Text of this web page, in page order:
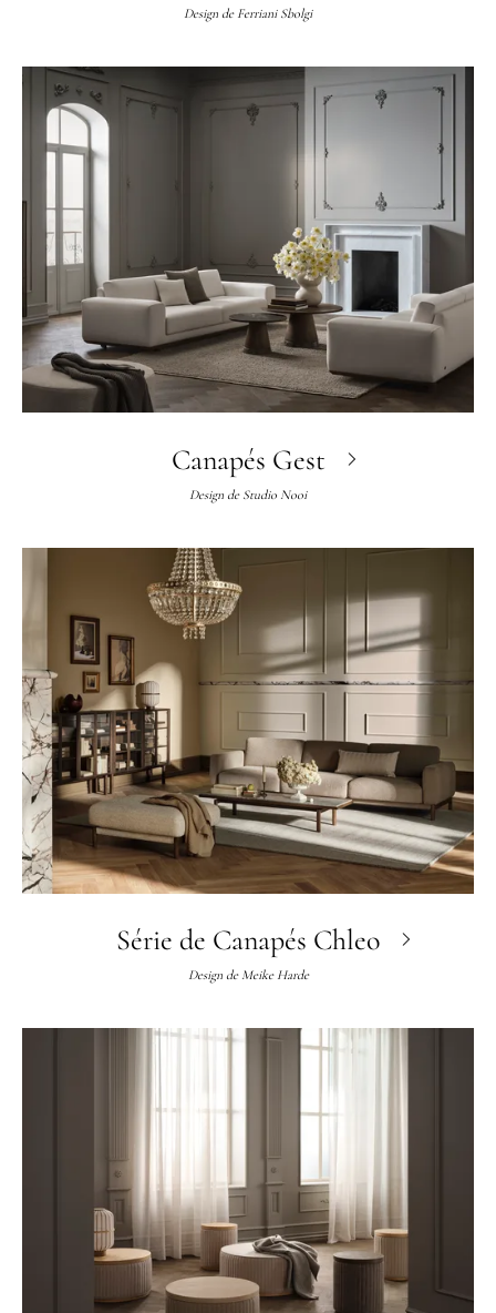
Design de Ferriani Sbolgi
Canapés Gest
Design de Studio Nooi
Série de Canapés Chleo
Design de Meike Harde